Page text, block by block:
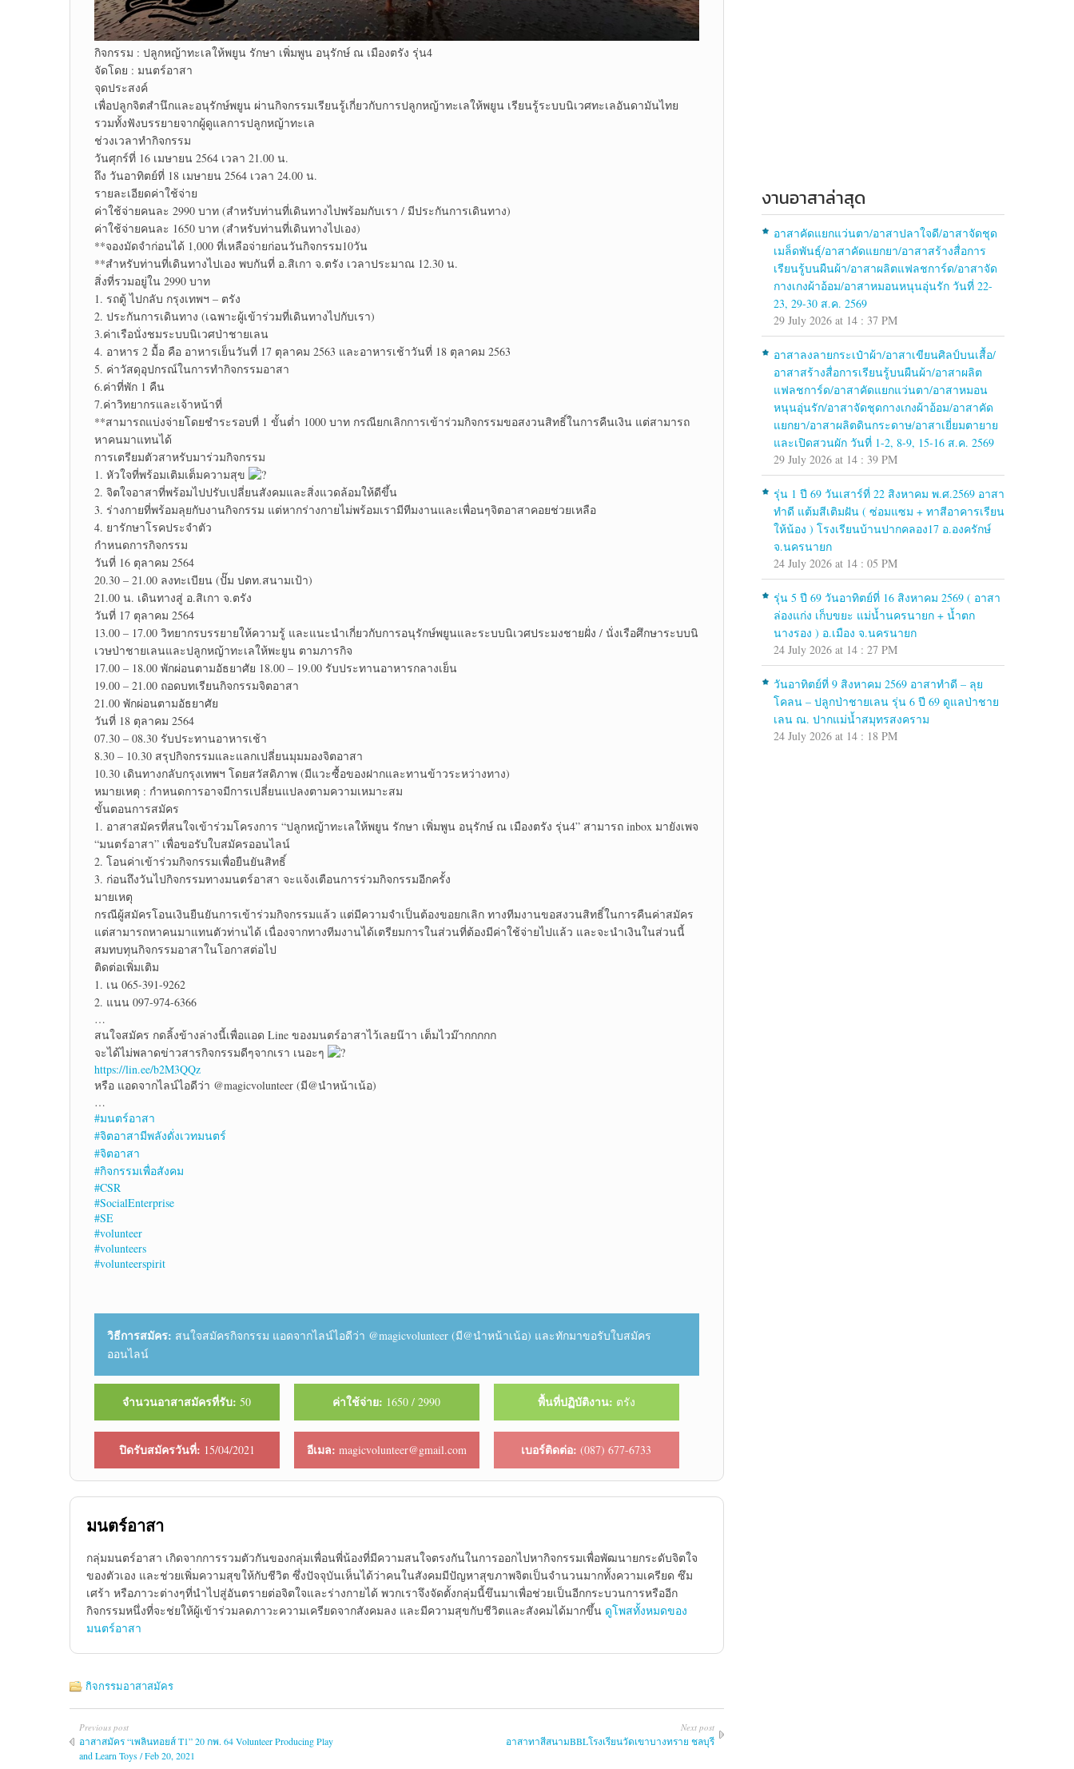
กิจกรรม : ปลูกหญ้าทะเลให้พยูน รักษา เพิ่มพูน อนุรักษ์ ณ เมืองตรัง รุ่น4
จัดโดย : มนตร์อาสา
จุดประสงค์
เพื่อปลูกจิตสำนึกและอนุรักษ์พยูน ผ่านกิจกรรมเรียนรู้เกี่ยวกับการปลูกหญ้าทะเลให้พยูน เรียนรู้ระบบนิเวศทะเลอันดามันไทย
รวมทั้งฟังบรรยายจากผู้ดูแลการปลูกหญ้าทะเล
ช่วงเวลาทำกิจกรรม
วันศุกร์ที่ 16 เมษายน 2564 เวลา 21.00 น.
ถึง วันอาทิตย์ที่ 18 เมษายน 2564 เวลา 24.00 น.
รายละเอียดค่าใช้จ่าย
ค่าใช้จ่ายคนละ 2990 บาท (สำหรับท่านที่เดินทางไปพร้อมกับเรา / มีประกันการเดินทาง)
ค่าใช้จ่ายคนละ 1650 บาท (สำหรับท่านที่เดินทางไปเอง)
**จองมัดจำก่อนได้ 1,000 ที่เหลือจ่ายก่อนวันกิจกรรม10วัน
**สำหรับท่านที่เดินทางไปเอง พบกันที่ อ.สิเกา จ.ตรัง เวลาประมาณ 12.30 น.
สิ่งที่รวมอยู่ใน 2990 บาท
1. รถตู้ ไปกลับ กรุงเทพฯ – ตรัง
2. ประกันการเดินทาง (เฉพาะผู้เข้าร่วมที่เดินทางไปกับเรา)
3.ค่าเรือนั่งชมระบบนิเวศป่าชายเลน
4. อาหาร 2 มื้อ คือ อาหารเย็นวันที่ 17 ตุลาคม 2563 และอาหารเช้าวันที่ 18 ตุลาคม 2563
5. ค่าวัสดุอุปกรณ์ในการทำกิจกรรมอาสา
6.ค่าที่พัก 1 คืน
7.ค่าวิทยากรและเจ้าหน้าที่
**สามารถแบ่งจ่ายโดยชำระรอบที่ 1 ขั้นต่ำ 1000 บาท กรณียกเลิกการเข้าร่วมกิจกรรมขอสงวนสิทธิ์ในการคืนเงิน แต่สามารถ
หาคนมาแทนได้
การเตรียมตัวสาหรับมาร่วมกิจกรรม
1. หัวใจที่พร้อมเติมเต็มความสุข
2. จิตใจอาสาที่พร้อมไปปรับเปลี่ยนสังคมและสิ่งแวดล้อมให้ดีขึ้น
3. ร่างกายที่พร้อมลุยกับงานกิจกรรม แต่หากร่างกายไม่พร้อมเรามีทีมงานและเพื่อนๆจิตอาสาคอยช่วยเหลือ
4. ยารักษาโรคประจำตัว
กำหนดการกิจกรรม
วันที่ 16 ตุลาคม 2564
20.30 – 21.00 ลงทะเบียน (ปั๊ม ปตท.สนามเป้า)
21.00 น. เดินทางสู่ อ.สิเกา จ.ตรัง
วันที่ 17 ตุลาคม 2564
13.00 – 17.00 วิทยากรบรรยายให้ความรู้ และแนะนำเกี่ยวกับการอนุรักษ์พยูนและระบบนิเวศประมงชายฝั่ง / นั่งเรือศึกษาระบบนิ
เวษป่าชายเลนและปลูกหญ้าทะเลให้พะยูน ตามภารกิจ
17.00 – 18.00 พักผ่อนตามอัธยาศัย 18.00 – 19.00 รับประทานอาหารกลางเย็น
19.00 – 21.00 ถอดบทเรียนกิจกรรมจิตอาสา
21.00 พักผ่อนตามอัธยาศัย
วันที่ 18 ตุลาคม 2564
07.30 – 08.30 รับประทานอาหารเช้า
8.30 – 10.30 สรุปกิจกรรมและแลกเปลี่ยนมุมมองจิตอาสา
10.30 เดินทางกลับกรุงเทพฯ โดยสวัสดิภาพ (มีแวะซื้อของฝากและทานข้าวระหว่างทาง)
หมายเหตุ : กำหนดการอาจมีการเปลี่ยนแปลงตามความเหมาะสม
ขั้นตอนการสมัคร
1. อาสาสมัครที่สนใจเข้าร่วมโครงการ “ปลูกหญ้าทะเลให้พยูน รักษา เพิ่มพูน อนุรักษ์ ณ เมืองตรัง รุ่น4” สามารถ inbox มายังเพจ
“มนตร์อาสา” เพื่อขอรับใบสมัครออนไลน์
2. โอนค่าเข้าร่วมกิจกรรมเพื่อยืนยันสิทธิ์
3. ก่อนถึงวันไปกิจกรรมทางมนตร์อาสา จะแจ้งเตือนการร่วมกิจกรรมอีกครั้ง
มายเหตุ
กรณีผู้สมัครโอนเงินยืนยันการเข้าร่วมกิจกรรมแล้ว แต่มีความจำเป็นต้องขอยกเลิก ทางทีมงานขอสงวนสิทธิ์ในการคืนค่าสมัคร
แต่สามารถหาคนมาแทนตัวท่านได้ เนื่องจากทางทีมงานได้เตรียมการในส่วนที่ต้องมีค่าใช้จ่ายไปแล้ว และจะนำเงินในส่วนนี้
สมทบทุนกิจกรรมอาสาในโอกาสต่อไป
ติดต่อเพิ่มเติม
1. เน 065-391-9262
2. แนน 097-974-6366
…
สนใจสมัคร กดลิ้งข้างล่างนี้เพื่อแอด Line ของมนตร์อาสาไว้เลยน๊าา เต็มไวม๊ากกกกก
จะได้ไม่พลาดข่าวสารกิจกรรมดีๆจากเรา เนอะๆ
https://lin.ee/b2M3QQz
หรือ แอดจากไลน์ไอดีว่า @magicvolunteer (มี@นำหน้าเน้อ)
…
#มนตร์อาสา
#จิตอาสามีพลังดั่งเวทมนตร์
#จิตอาสา
#กิจกรรมเพื่อสังคม
#CSR
#SocialEnterprise
#SE
#volunteer
#volunteers
#volunteerspirit
วิธีการสมัคร: สนใจสมัครกิจกรรม แอดจากไลน์ไอดีว่า @magicvolunteer (มี@นำหน้าเน้อ) และทักมาขอรับใบสมัคร
ออนไลน์
จำนวนอาสาสมัครที่รับ: 50 ค่าใช้จ่าย: 1650 / 2990 พื้นที่ปฏิบัติงาน: ตรัง
ปิดรับสมัครวันที่: 15/04/2021 อีเมล: magicvolunteer@gmail.com เบอร์ติดต่อ: (087) 677-6733
มนตร์อาสา
กลุ่มมนตร์อาสา เกิดจากการรวมตัวกันของกลุ่มเพื่อนพี่น้องที่มีความสนใจตรงกันในการออกไปหากิจกรรมเพื่อพัฒนายกระดับจิตใจ
ของตัวเอง และช่วยเพิ่มความสุขให้กับชีวิต ซึ่งปัจจุบันเห็นได้ว่าคนในสังคมมีปัญหาสุขภาพจิตเป็นจำนวนมากทั้งความเครียด ซึม
เศร้า หรือภาวะต่างๆที่นำไปสู่อันตรายต่อจิตใจและร่างกายได้ พวกเราจึงจัดตั้งกลุ่มนี้ขึนมาเพื่อช่วยเป็นอีกกระบวนการหรืออีก
กิจกรรมหนึ่งที่จะช่ยให้ผู้เข้าร่วมลดภาวะความเครียดจากสังคมลง และมีความสุขกับชีวิตและสังคมได้มากขึ้น ดูโพสทั้งหมดของ
มนตร์อาสา
กิจกรรมอาสาสมัคร
Previous post
อาสาสมัคร “เพลินทอยส์ T1” 20 กพ. 64 Volunteer Producing Play
and Learn Toys / Feb 20, 2021
Next post
อาสาทาสีสนามBBLโรงเรียนวัดเขาบางทราย ชลบุรี
งานอาสาล่าสุด
อาสาคัดแยกแว่นตา/อาสาปลาใจดี/อาสาจัดชุด
เมล็ดพันธุ์/อาสาคัดแยกยา/อาสาสร้างสื่อการ
เรียนรู้บนผืนผ้า/อาสาผลิตแฟลชการ์ด/อาสาจัด
กางเกงผ้าอ้อม/อาสาหมอนหนุนอุ่นรัก วันที่ 22-
23, 29-30 ส.ค. 2569
29 July 2026 at 14 : 37 PM
อาสาลงลายกระเป๋าผ้า/อาสาเขียนศิลป์บนเสื้อ/
อาสาสร้างสื่อการเรียนรู้บนผืนผ้า/อาสาผลิต
แฟลชการ์ด/อาสาคัดแยกแว่นตา/อาสาหมอน
หนุนอุ่นรัก/อาสาจัดชุดกางเกงผ้าอ้อม/อาสาคัด
แยกยา/อาสาผลิตดินกระดาษ/อาสาเยี่ยมตายาย
และเปิดสวนผัก วันที่ 1-2, 8-9, 15-16 ส.ค. 2569
29 July 2026 at 14 : 39 PM
รุ่น 1 ปี 69 วันเสาร์ที่ 22 สิงหาคม พ.ศ.2569 อาสา
ทำดี แต้มสีเติมฝัน ( ซ่อมแซม + ทาสีอาคารเรียน
ให้น้อง ) โรงเรียนบ้านปากคลอง17 อ.องครักษ์
จ.นครนายก
24 July 2026 at 14 : 05 PM
รุ่น 5 ปี 69 วันอาทิตย์ที่ 16 สิงหาคม 2569 ( อาสา
ล่องแก่ง เก็บขยะ แม่น้ำนครนายก + น้ำตก
นางรอง ) อ.เมือง จ.นครนายก
24 July 2026 at 14 : 27 PM
วันอาทิตย์ที่ 9 สิงหาคม 2569 อาสาทำดี – ลุย
โคลน – ปลูกป่าชายเลน รุ่น 6 ปี 69 ดูแลป่าชาย
เลน ณ. ปากแม่น้ำสมุทรสงคราม
24 July 2026 at 14 : 18 PM